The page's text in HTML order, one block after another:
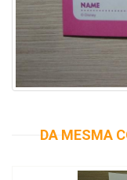
DA MESMA